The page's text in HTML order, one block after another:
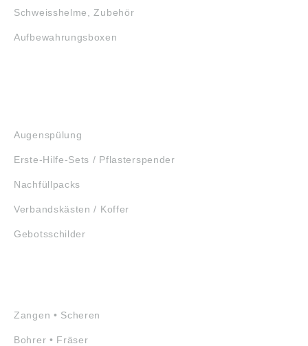
Schweisshelme, Zubehör
Aufbewahrungsboxen
Augenspülung
Erste-Hilfe-Sets / Pflasterspender
Nachfüllpacks
Verbandskästen / Koffer
Gebotsschilder
Zangen • Scheren
Bohrer • Fräser